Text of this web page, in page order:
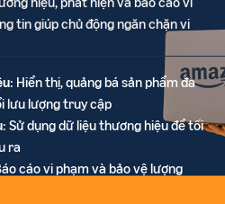
tin giúp chủ động ngăn chặn vi
: Hiển thị, quảng bá sản phẩm đa
lưu lượng truy cập
: Sử dụng dữ liệu thương hiệu để tối
ra
cáo vi phạm và bảo vệ lượng